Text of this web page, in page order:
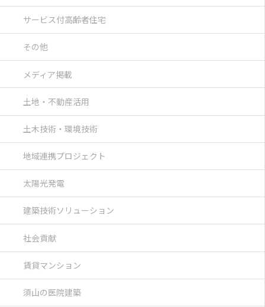
サービス付高齢者住宅
その他
メディア掲載
土地・不動産活用
土木技術・環境技術
地域連携プロジェクト
太陽光発電
建築技術ソリューション
社会貢献
賃貸マンション
須山の医院建築